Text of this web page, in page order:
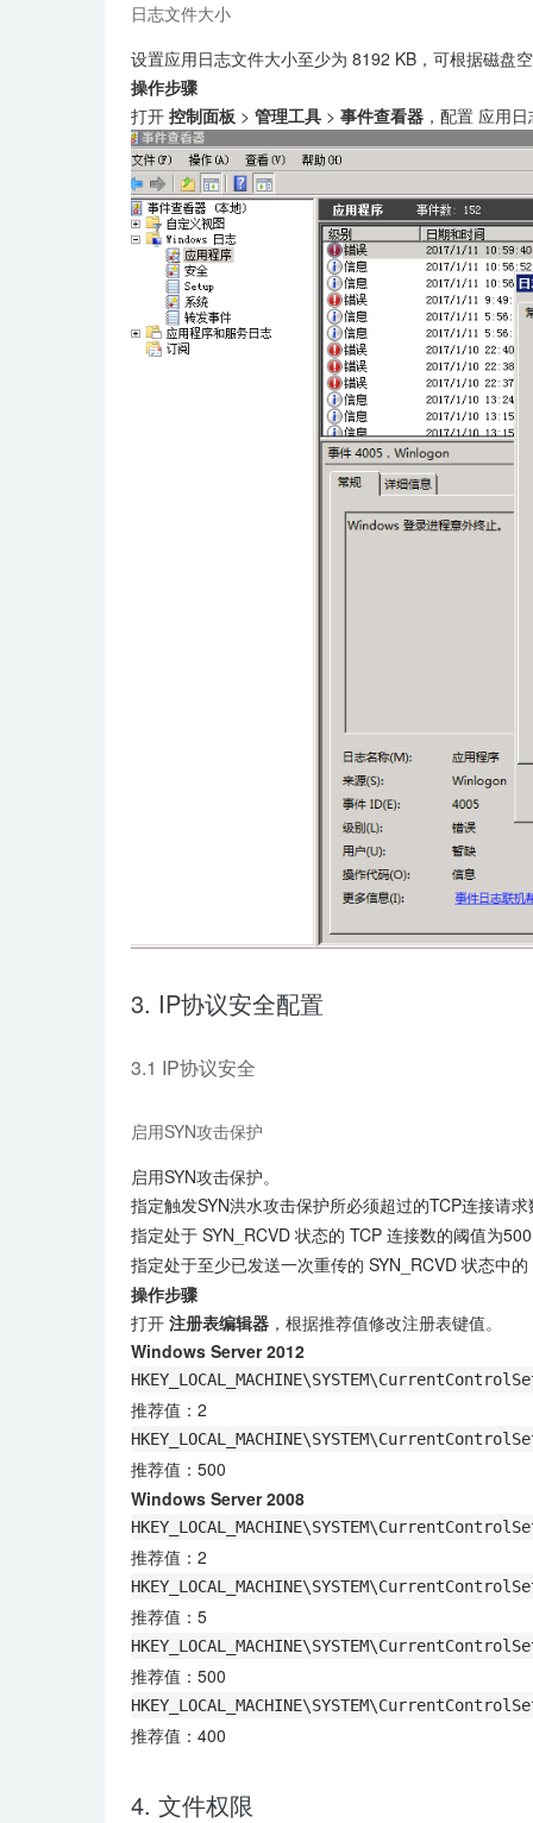
日志文件大小
设置应用日志文件大小至少为 8192 KB，可根据磁盘
操作步骤
打开 控制面板 > 管理工具 > 事件查看器 ，配置 应用
3. IP协议安全配置
3.1 IP协议安全
启用SYN攻击保护
启用SYN攻击保护。
指定触发SYN洪水攻击保护所必须超过的TCP连接请
指定处于 SYN_RCVD 状态的 TCP 连接数的阈值为
指定处于至少已发送一次重传的 SYN_RCVD 状态中
操作步骤
打开 注册表编辑器 ，根据推荐值修改注册表键值。
Windows Server 2012
推荐值：2
推荐值：500
Windows Server 2008
推荐值：2
推荐值：5
推荐值：500
推荐值：400
4. 文件权限